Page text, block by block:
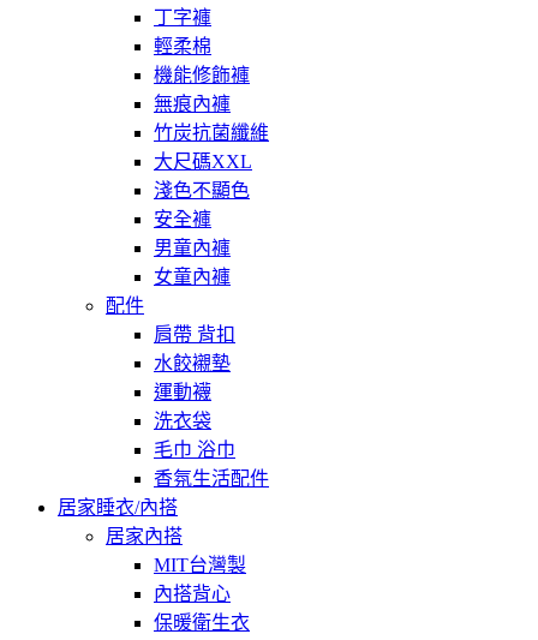
丁字褲
輕柔棉
機能修飾褲
無痕內褲
竹炭抗菌纖維
大尺碼XXL
淺色不顯色
安全褲
男童內褲
女童內褲
配件
肩帶 背扣
水餃襯墊
運動襪
洗衣袋
毛巾 浴巾
香氛生活配件
居家睡衣/內搭
居家內搭
MIT台灣製
內搭背心
保暖衛生衣